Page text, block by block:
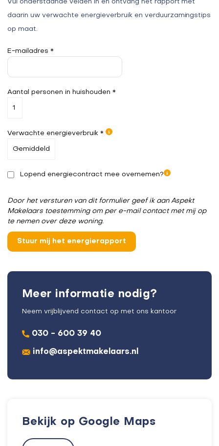
Vul onderstaande velden in en ontvang het rapport met
daarin uw verwachte energieverbruik en verduurzamingstips
op maat.
E-mailadres *
Aantal personen in huishouden *
Verwachte energieverbruik *
Lopend energiecontract mee overnemen?
Door het versturen van dit formulier geef ik aan Aspekt
Makelaars toestemming om per e-mail contact met mij op
te nemen over deze woning.
Meer informatie nodig?
Neem vrijblijvend contact op met ons kantoor
030 - 600 39 40
info@aspektmakelaars.nl
Bekijk op Google Maps